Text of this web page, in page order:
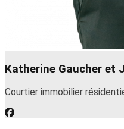
Katherine Gaucher et
Courtier immobilier